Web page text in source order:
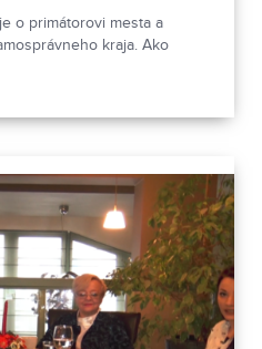
o primátorovi mesta a
kraja. Ako